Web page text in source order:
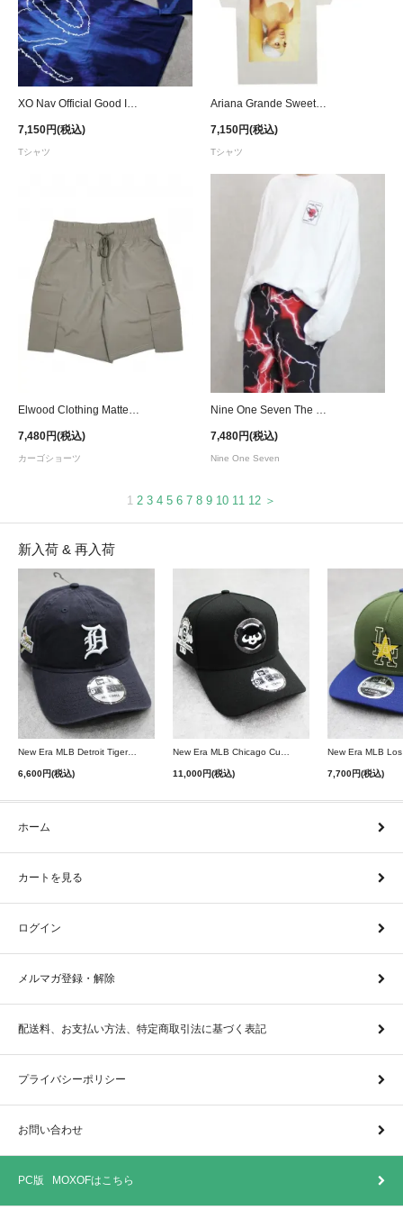
7,150円(税込)
Tシャツ
Ariana Grande Sweetener T-Shirt - Beige
7,150円(税込)
Tシャツ
7,480円(税込)
カーゴショーツ
7,480円(税込)
Nine One Seven
1 2 3 4 5 6 7 8 9 10 11 12 ＞
新入荷 & 再入荷
New Era MLB Detroit Tigers Postseason 9Twenty Strapback Cap - Navy
6,600円(税込)
New Era MLB Chicago Cubs 9Forty A-Frame Snapback Cap - Black
11,000円(税込) 7,700円(税込)
ホーム
カートを見る
ログイン
メルマガ登録・解除
配送料、お支払い方法、特定商取引法に基づく表記
プライバシーポリシー
お問い合わせ
PC版 MOXOFはこちら